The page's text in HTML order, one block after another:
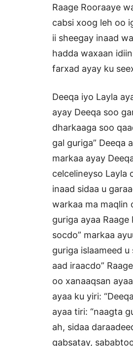
Raage Rooraaye
cabsi xoog leh oo
ii sheegay inaad
hadda waxaan
farxad ayay ku
Deeqa iyo Layla
ayay Deeqa soo
dharkaaga soo
gal guriga” Deeqa
markaa ayay
celcelineyso Layla
inaad sidaa u
warkaa ma maqlin
guriga ayaa
socdo” markaa
guriga islaameed
aad iraacdo”
oo xanaaqsan
ayaa ku yiri:
ayaa tiri: “naagta
ah, sidaa
qabsatay,